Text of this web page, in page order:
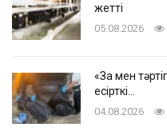
жетті
05.08.2026
«Заң мен
есірткі…
04.08.2026